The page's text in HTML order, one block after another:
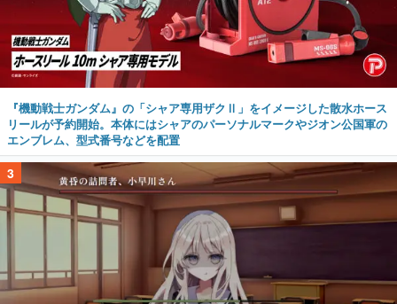
『機動戦士ガンダム』の「シャア専用ザクⅡ」をイメージした散水ホース
リールが予約開始。本体にはシャアのパーソナルマークやジオン公国軍の
エンブレム、型式番号などを配置
3